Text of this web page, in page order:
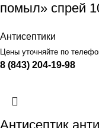
помыл» спрей
Антисептики
Цены уточняйте по
8 (843) 204-19-98
Антисептик